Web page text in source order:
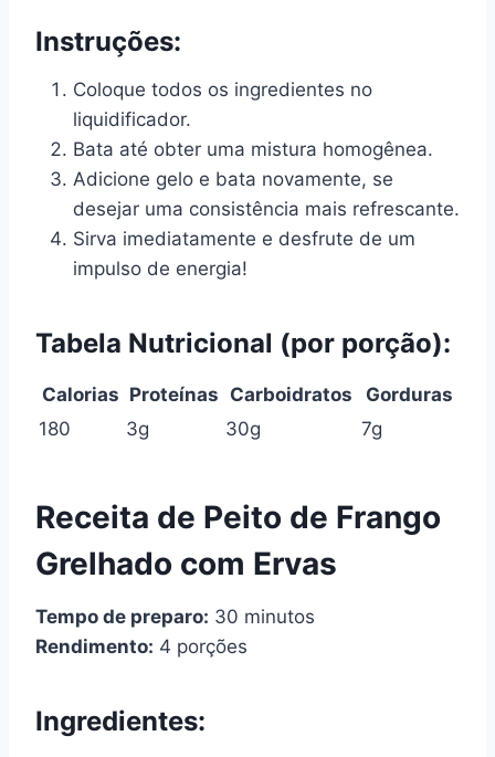
Instruções:
Coloque todos os ingredientes no
liquidificador.
Bata até obter uma mistura homogênea.
Adicione gelo e bata novamente, se
desejar uma consistência mais refrescante.
Sirva imediatamente e desfrute de um
impulso de energia!
Tabela Nutricional (por porção):
Calorias Proteínas Carboidratos
Gorduras
180
3g 30g 7g
Receita de Peito de Frango
Grelhado com Ervas
Tempo de preparo: 30 minutos
Rendimento: 4 porções
Ingredientes: